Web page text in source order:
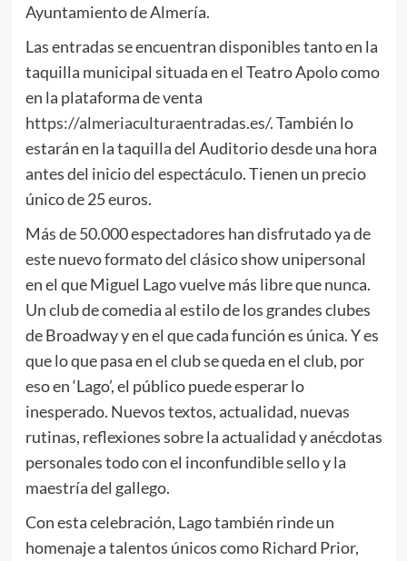
Ayuntamiento de Almería.
Las entradas se encuentran disponibles tanto en la
taquilla municipal situada en el Teatro Apolo como
en la plataforma de venta
https://almeriaculturaentradas.es/. También lo
estarán en la taquilla del Auditorio desde una hora
antes del inicio del espectáculo. Tienen un precio
único de 25 euros.
Más de 50.000 espectadores han disfrutado ya de
este nuevo formato del clásico show unipersonal
en el que Miguel Lago vuelve más libre que nunca.
Un club de comedia al estilo de los grandes clubes
de Broadway y en el que cada función es única. Y es
que lo que pasa en el club se queda en el club, por
eso en ‘Lago’, el público puede esperar lo
inesperado. Nuevos textos, actualidad, nuevas
rutinas, reflexiones sobre la actualidad y anécdotas
personales todo con el inconfundible sello y la
maestría del gallego.
Con esta celebración, Lago también rinde un
homenaje a talentos únicos como Richard Prior,